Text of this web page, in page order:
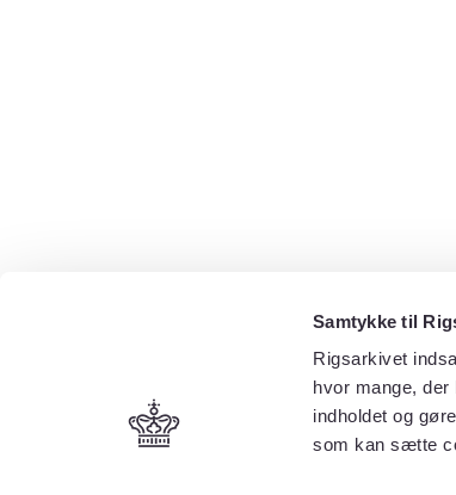
Samtykke til
Rigsarkivet
hvor mange,
indholdet og
som kan sætte